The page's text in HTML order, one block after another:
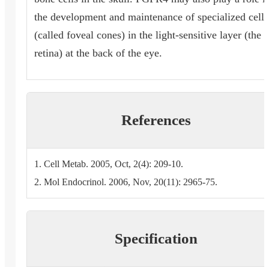
the development and maintenance of specialized cells
(called foveal cones) in the light-sensitive layer (the
retina) at the back of the eye.
References
1. Cell Metab. 2005, Oct, 2(4): 209-10.
2. Mol Endocrinol. 2006, Nov, 20(11): 2965-75.
Specification